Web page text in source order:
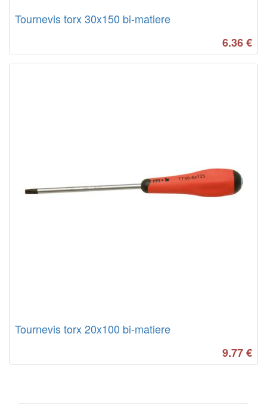
Tournevis torx 30x150 bi-matiere
6.36€
Tournevis torx 20x100 bi-matiere
9.77€